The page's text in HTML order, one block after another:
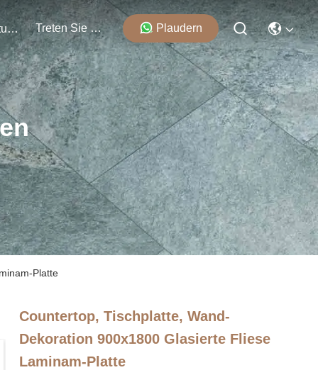
Veranstaltungen Treten Sie Mit Uns In Verbindung Plaudern
Platte
Countertop, Tischplatte, Wand-
Dekoration 900x1800 Glasierte Fliese
Laminam-Platte